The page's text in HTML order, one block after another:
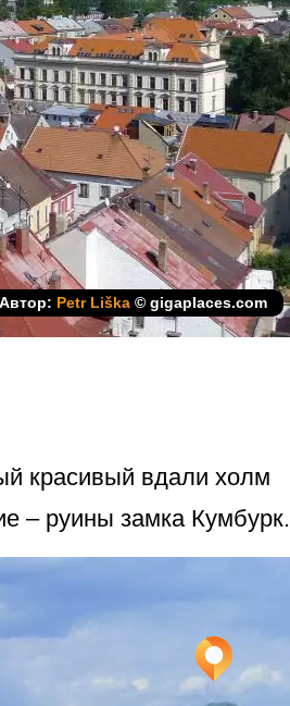
Автор: Petr Liška © gigaplaces.com
красивый вдали холм
– руины замка Кумбурк.